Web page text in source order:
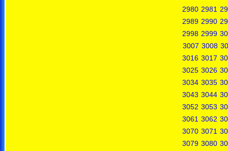
2980 2981
2989 2990
2998 2999
3007 3008
3016 3017
3025 3026
3034 3035
3043 3044
3052 3053
3061 3062
3070 3071
3079 3080